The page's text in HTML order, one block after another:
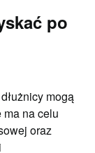
po
mogą
na celu
oraz